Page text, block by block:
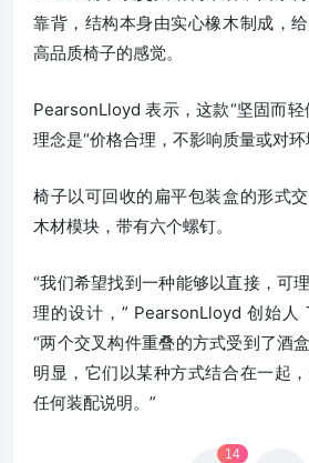
靠背，结构本身由实心橡木制成，给
高品质椅子的感觉。
PearsonLloyd 表示，这款“坚固而
理念是“价格合理，不影响质量或对环
椅子以可回收的扁平包装盒的形式
木材模块，带有六个螺钉。
“我们希望找到一种能够以直接，可
理的设计，” PearsonLloyd 创始人
“两个交叉构件重叠的方式受到了酒
明显，它们以某种方式结合在一起
任何装配说明。”
14